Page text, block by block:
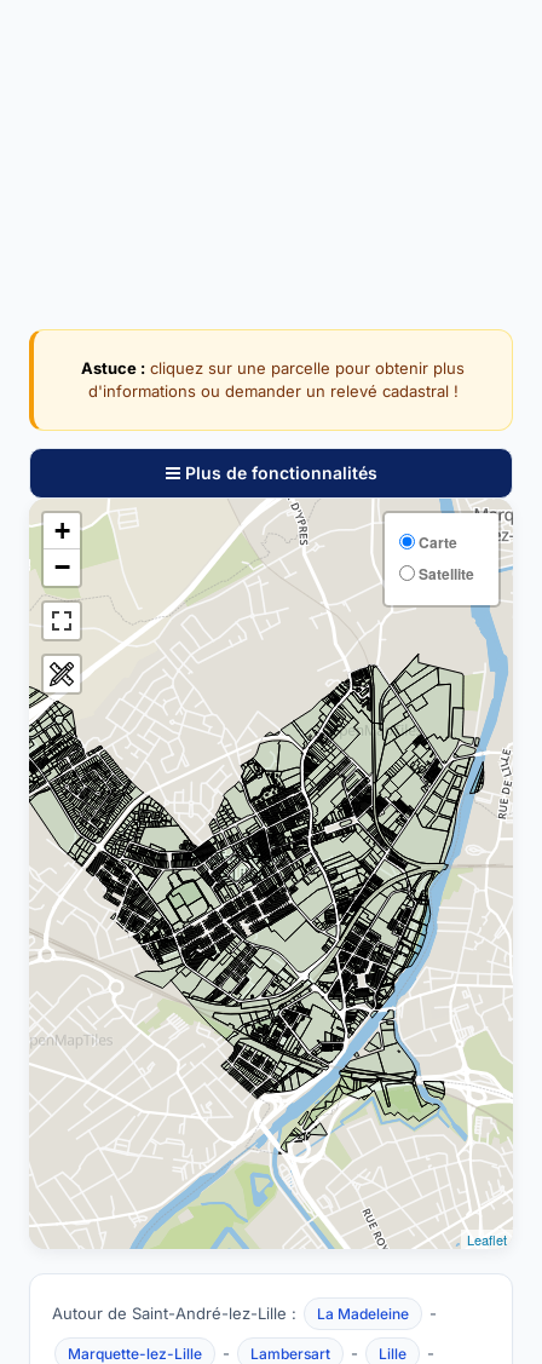
Astuce : cliquez sur une parcelle pour obtenir plus
d'informations ou demander un relevé cadastral !
Plus de fonctionnalités
+
−
Carte
Satellite
Leaflet
Autour de Saint-André-lez-Lille : La Madeleine -
Marquette-lez-Lille - Lambersart - Lille -